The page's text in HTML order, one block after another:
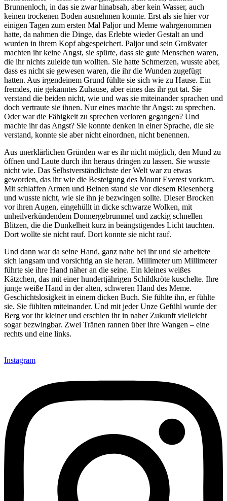
Brunnenloch, in das sie zwar hinabsah, aber kein Wasser, auch
keinen trockenen Boden ausnehmen konnte. Erst als sie hier vor
einigen Tagen zum ersten Mal Paljor und Meme wahrgenommen
hatte, da nahmen die Dinge, das Erlebte wieder Gestalt an und
wurden in ihrem Kopf abgespeichert. Paljor und sein Großvater
machten ihr keine Angst, sie spürte, dass sie gute Menschen waren,
die ihr nichts zuleide tun wollten. Sie hatte Schmerzen, wusste aber,
dass es nicht sie gewesen waren, die ihr die Wunden zugefügt
hatten. Aus irgendeinem Grund fühlte sie sich wie zu Hause. Ein
fremdes, nie gekanntes Zuhause, aber eines das ihr gut tat. Sie
verstand die beiden nicht, wie und was sie miteinander sprachen und
doch vertraute sie ihnen. Nur eines machte ihr Angst: zu sprechen.
Oder war die Fähigkeit zu sprechen verloren gegangen? Und
machte ihr das Angst? Sie konnte denken in einer Sprache, die sie
verstand, konnte sie aber nicht einordnen, nicht benennen.
Aus unerklärlichen Gründen war es ihr nicht möglich, den Mund zu
öffnen und Laute durch ihn heraus dringen zu lassen. Sie wusste
nicht wie. Das Selbstverständlichste der Welt war zu etwas
geworden, das ihr wie die Besteigung des Mount Everest vorkam.
Mit schlaffen Armen und Beinen stand sie vor diesem Riesenberg
und wusste nicht, wie sie ihn je bezwingen sollte. Dieser Brocken
vor ihren Augen, eingehüllt in dicke schwarze Wolken, mit
unheilverkündendem Donnergebrummel und zackig schnellen
Blitzen, die die Dunkelheit kurz in beängstigendes Licht tauchten.
Dort wollte sie nicht rauf. Dort konnte sie nicht rauf.
Und dann war da seine Hand, ganz nahe bei ihr und sie arbeitete
sich langsam und vorsichtig an sie heran. Millimeter um Millimeter
führte sie ihre Hand näher an die seine. Ein kleines weißes
Kätzchen, das mit einer hundertjährigen Schildkröte kuschelte. Ihre
junge weiße Hand in der alten, schweren Hand des Meme.
Geschichtslosigkeit in einem dicken Buch. Sie fühlte ihn, er fühlte
sie. Sie fühlten miteinander. Und mit jeder Unze Gefühl wurde der
Berg vor ihr kleiner und erschien ihr in naher Zukunft vielleicht
sogar bezwingbar. Zwei Tränen rannen über ihre Wangen – eine
rechts und eine links.
Instagram